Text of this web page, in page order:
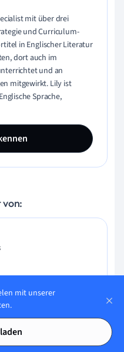
mit über drei
und Curriculum-
in Englischer Literatur
dort auch im
und an
mitgewirkt. Lily ist
Sprache,
Erfahrung in
Lernalgorithmen und
großer
an der
und macht aktuell
mit unserer